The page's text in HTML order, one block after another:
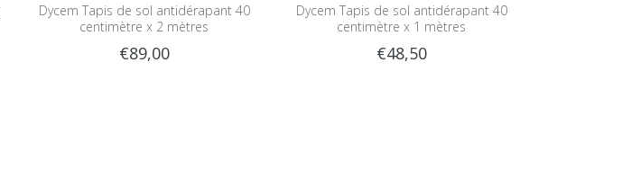
Dycem Tapis de sol antidérapant 40
centimètre x 2 mètres
€89,00
Dycem Tapis de sol antidérapant 40
centimètre x 1 mètres
€48,50